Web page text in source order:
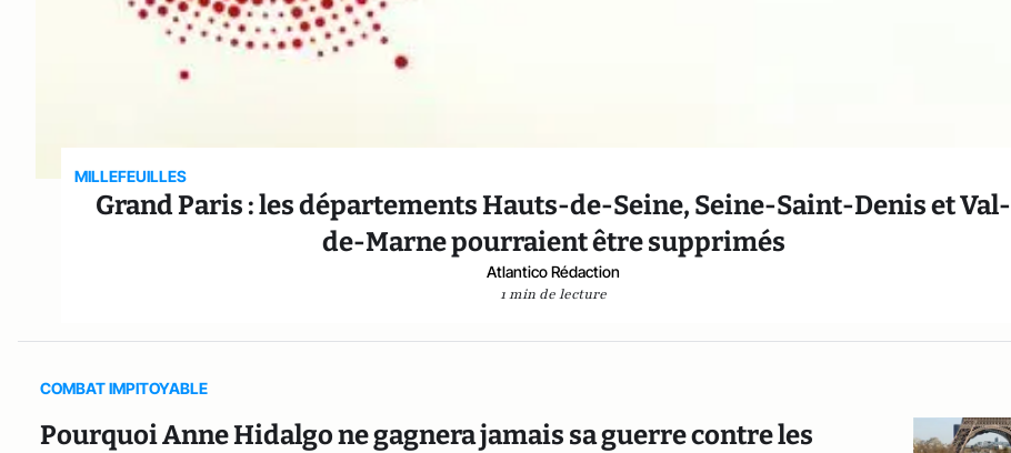
MILLEFEUILLES
Grand Paris : les départements Hauts-de-Seine, Seine-Saint-Denis et Val-
de-Marne pourraient être supprimés
Atlantico Rédaction
1 min de lecture
COMBAT IMPITOYABLE
Pourquoi Anne Hidalgo ne gagnera jamais sa guerre contre les